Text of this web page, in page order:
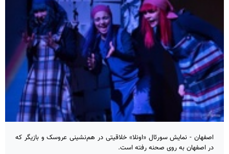
اصفهان - نمایش سورئال «اونلا» خلاقیتی در هم‌نشینی عروسک و بازیگر که
در اصفهان به روی صحنه رفته است.